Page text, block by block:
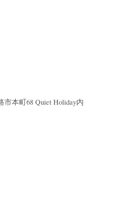
市本町68 Quiet Holiday内